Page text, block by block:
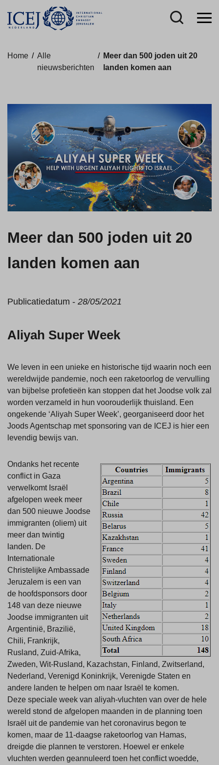
Home / Alle
nieuwsberichten
/ Meer dan 500 joden uit 20
landen komen aan
Meer dan 500 joden uit 20
landen komen aan
Publicatiedatum - 28/05/2021
Aliyah Super Week
We leven in een unieke en historische tijd waarin noch een
wereldwijde pandemie, noch een raketoorlog de vervulling
van bijbelse profetieën kan stoppen dat het Joodse volk zal
worden verzameld in hun voorouderlijk thuisland. Een
ongekende ‘Aliyah Super Week’, georganiseerd door het
Joods Agentschap met sponsoring van de ICEJ is hier een
levendig bewijs van.
Ondanks het recente
conflict in Gaza
verwelkomt Israël
afgelopen week meer
dan 500 nieuwe Joodse
immigranten (oliem) uit
meer dan twintig
landen. De
Internationale
Christelijke Ambassade
Jeruzalem is een van
de hoofdsponsors door
148 van deze nieuwe
Joodse immigranten uit
Argentinië, Brazilië,
Chili, Frankrijk,
Rusland, Zuid-Afrika,
Zweden, Wit-Rusland, Kazachstan, Finland, Zwitserland,
Nederland, Verenigd Koninkrijk, Verenigde Staten en
andere landen te helpen om naar Israël te komen.
Deze speciale week van aliyah-vluchten van over de hele
wereld stond de afgelopen maanden in de planning toen
Israël uit de pandemie van het coronavirus begon te
komen, maar de 11-daagse raketoorlog van Hamas,
dreigde die plannen te verstoren. Hoewel er enkele
vluchten werden geannuleerd toen het conflict woedde,